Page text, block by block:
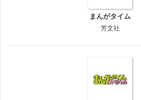
まんがタイム
芳文社